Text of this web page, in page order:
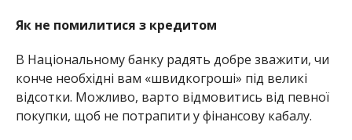
Як не помилитися з кредитом
В Національному банку радять добре зважити, чи
конче необхідні вам «швидкогроші» під великі
відсотки. Можливо, варто відмовитись від певної
покупки, щоб не потрапити у фінансову кабалу.